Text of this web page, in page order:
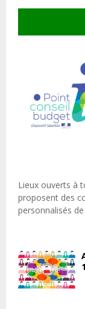
Lieux ouverts à
proposent des
personnalisés